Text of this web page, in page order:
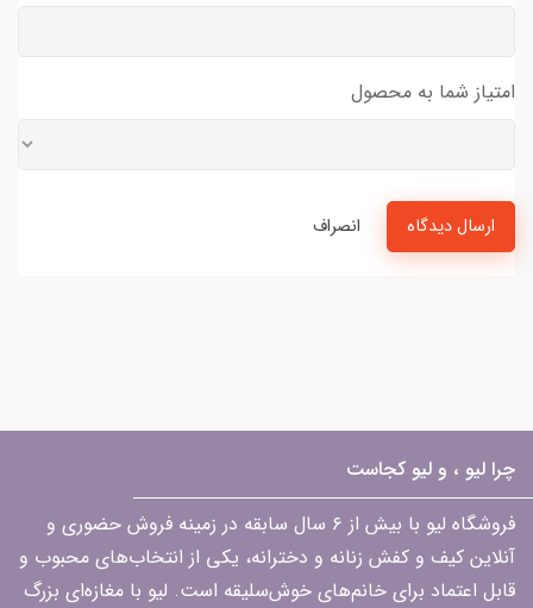
امتیاز شما به محصول
ارسال دیدگاه انصراف
چرا لیو ، و لیو کجاست
فروشگاه لیو با بیش از ۶ سال سابقه در زمینه فروش حضوری و
آنلاین کیف و کفش زنانه و دخترانه، یکی از انتخاب‌های محبوب و
قابل اعتماد برای خانم‌های خوش‌سلیقه است. لیو با مغازه‌ای بزرگ